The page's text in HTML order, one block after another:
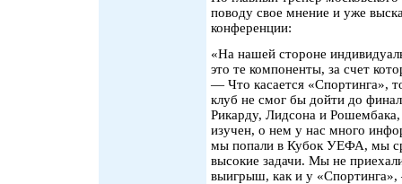
поводу свое мнение и уже
конференции:
«На нашей стороне
это те компоненты, за счет
— Что касается «Спортинга»,
клуб не смог бы дойти до
Рикарду, Лидсона и
изучен, о нем у нас много
мы попали в Кубок УЕФА, мы
высокие задачи. Мы не
выигрыш, как и у